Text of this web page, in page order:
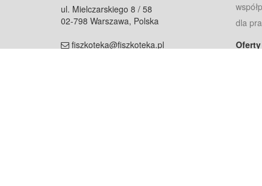
ul. Mielczarskiego 8 / 58
02-798 Warszawa, Polska
fiszkoteka@fiszkoteka.pl
dla
Oferty